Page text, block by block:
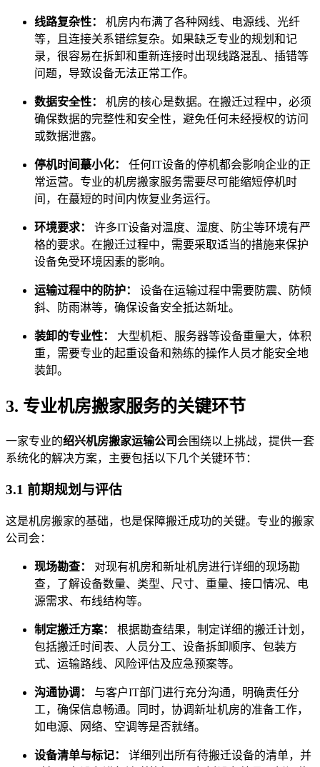
线路复杂性：
机房内布满了各种网线、电源线、光纤
等，且连接关系错综复杂。如果缺乏专业的规划和记
录，很容易在拆卸和重新连接时出现线路混乱、插错等
问题，导致设备无法正常工作。
数据安全性：
机房的核心是数据。在搬迁过程中，必须
确保数据的完整性和安全性，避免任何未经授权的访问
或数据泄露。
停机时间蕞小化：
任何IT设备的停机都会影响企业的正
常运营。专业的机房搬家服务需要尽可能缩短停机时
间，在蕞短的时间内恢复业务运行。
环境要求：
许多IT设备对温度、湿度、防尘等环境有严
格的要求。在搬迁过程中，需要采取适当的措施来保护
设备免受环境因素的影响。
运输过程中的防护：
设备在运输过程中需要防震、防倾
斜、防雨淋等，确保设备安全抵达新址。
装卸的专业性：
大型机柜、服务器等设备重量大，体积
重，需要专业的起重设备和熟练的操作人员才能安全地
装卸。
3. 专业机房搬家服务的关键环节
一家专业的绍兴机房搬家运输公司 会围绕以上挑战，提供一套
系统化的解决方案，主要包括以下几个关键环节：
3.1 前期规划与评估
这是机房搬家的基础，也是保障搬迁成功的关键。专业的搬家
公司会：
现场勘查：
对现有机房和新址机房进行详细的现场勘
查，了解设备数量、类型、尺寸、重量、接口情况、电
源需求、布线结构等。
制定搬迁方案：
根据勘查结果，制定详细的搬迁计划，
包括搬迁时间表、人员分工、设备拆卸顺序、包装方
式、运输路线、风险评估及应急预案等。
沟通协调：
与客户IT部门进行充分沟通，明确责任分
工，确保信息畅通。同时，协调新址机房的准备工作，
如电源、网络、空调等是否就绪。
设备清单与标记：
详细列出所有待搬迁设备的清单，并